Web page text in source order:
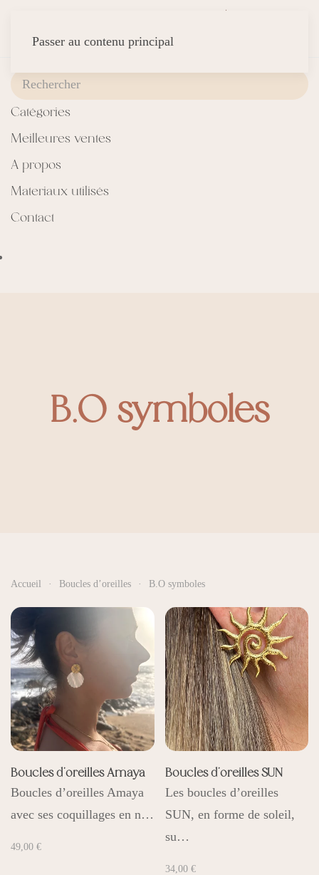
Passer au contenu principal
Catégories
Meilleures ventes
A propos
Materiaux utilisés
Contact
B.O symboles
Accueil Boucles d’oreilles B.O symboles
Boucles d’oreilles Amaya
Boucles d’oreilles Amaya
avec ses coquillages en n…
49,00 €
Boucles d’oreilles SUN
Les boucles d’oreilles
SUN, en forme de soleil,
su…
34,00 €